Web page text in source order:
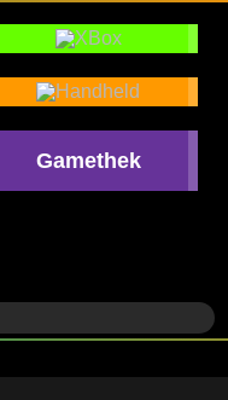
Gamethek